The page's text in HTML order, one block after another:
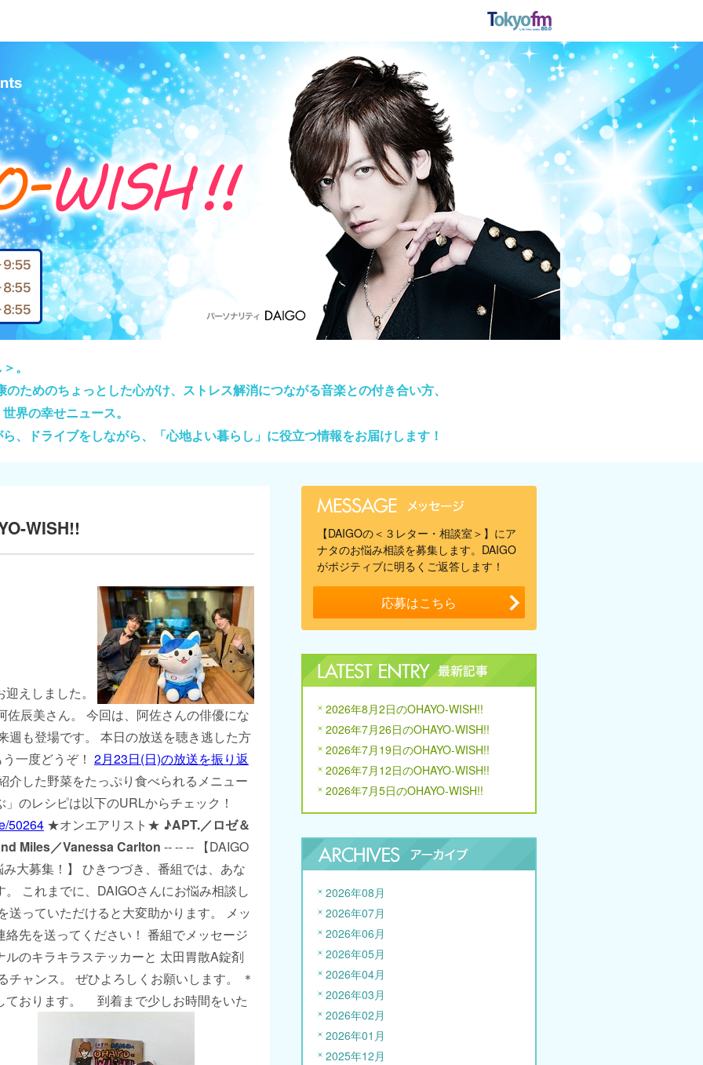
。
ためのちょっとした心がけ、ストレス解消につながる音楽との付き合い方、
界の幸せニュース。
、ドライブをしながら、「心地よい暮らし」に役立つ情報をお届けします！
WISH!!
えしました。
佐辰美さん。 今回は、阿佐さんの俳優にな
週も登場です。 本日の放送を聴き逃した方
一度どうぞ！ 2月23日(日)の放送を振り返
介した野菜をたっぷり食べられるメニュー
」のレシピは以下のURLからチェック！
50264 ★オンエアリスト★ ♪APT.／ロゼ＆
Miles／Vanessa Carlton -- -- -- 【DAIGO
大募集！】 ひきつづき、番組では、あな
これまでに、DAIGOさんにお悩み相談し
送っていただけると大変助かります。 メッ
先を送ってください！ 番組でメッセージ
のキラキラステッカーと 太田胃散A錠剤
チャンス。 ぜひよろしくお願いします。 ＊
ております。 到着まで少しお時間をいた
【DAIGOの＜３レター・相談室＞】にア
ナタのお悩み相談を募集します。DAIGO
がポジティブに明るくご返答します！
応募はこちら
2026年8月2日のOHAYO-WISH!!
2026年7月26日のOHAYO-WISH!!
2026年7月19日のOHAYO-WISH!!
2026年7月12日のOHAYO-WISH!!
2026年7月5日のOHAYO-WISH!!
2026年08月
2026年07月
2026年06月
2026年05月
2026年04月
2026年03月
2026年02月
2026年01月
2025年12月